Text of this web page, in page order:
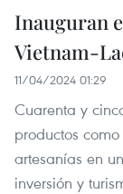
Inauguran
Vietnam-
11/04/2024 01:29
Cuarenta y
productos
artesanías en
inversión y